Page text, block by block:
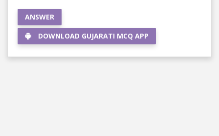
ANSWER
DOWNLOAD GUJARATI MCQ APP